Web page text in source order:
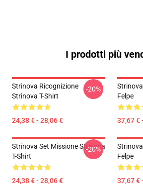
I prodotti più
Strinova Ricognizione
Strinova T-Shirt
24,38 € - 28,06 €
-20%
Felpe
37,67 €
Strinova Set Missione Strinova
T-Shirt
24,38 € - 28,06 €
-20%
Felpe
37,67 €